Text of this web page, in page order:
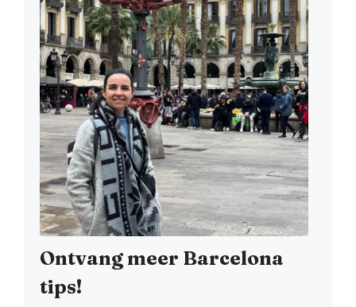
Ontvang meer Barcelona
tips!